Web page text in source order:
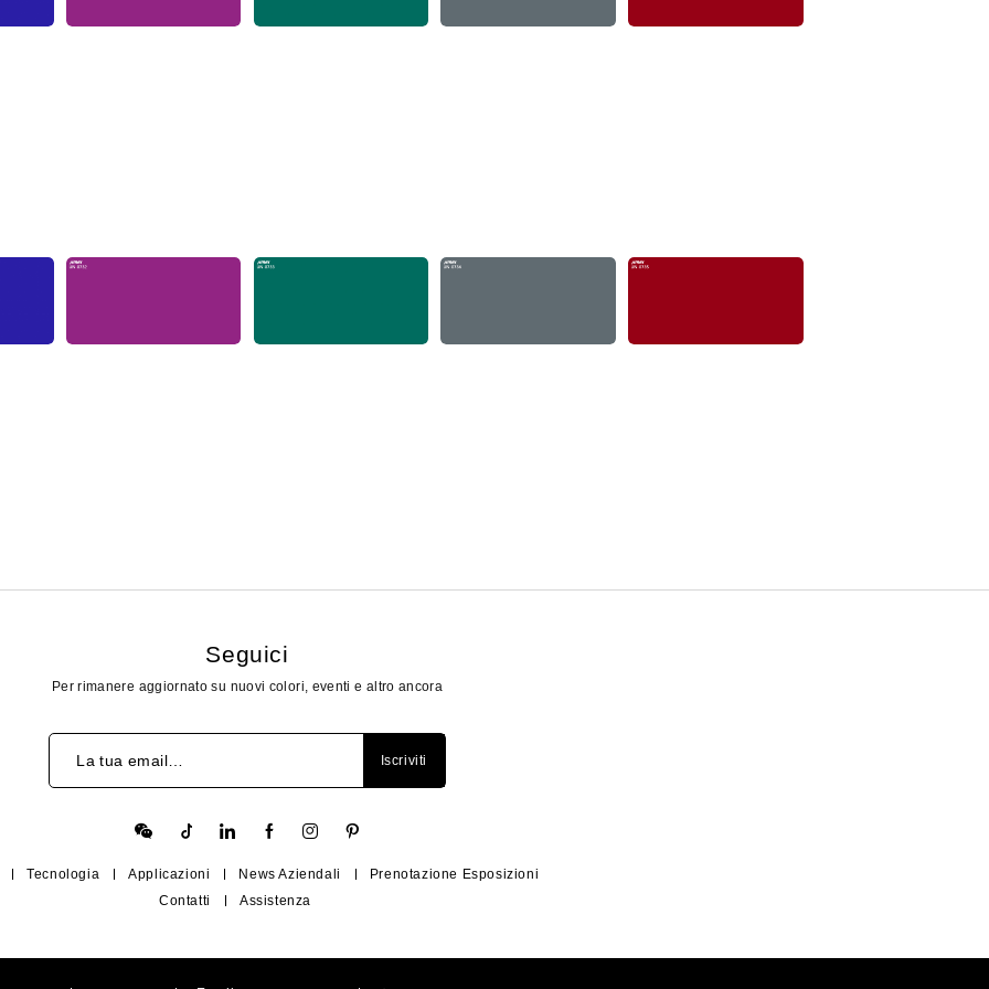
Seguici
Per rimanere aggiornato su nuovi colori, eventi e altro ancora
La tua email… Iscriviti
Tecnologia Applicazioni News Aziendali
Prenotazione Esposizioni
Contatti
Assistenza